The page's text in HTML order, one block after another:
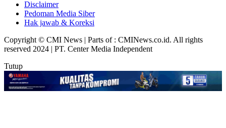
Disclaimer
Pedoman Media Siber
Hak jawab & Koreksi
Copyright © CMI News | Parts of : CMINews.co.id. All rights
reserved 2024 | PT. Center Media Independent
Tutup